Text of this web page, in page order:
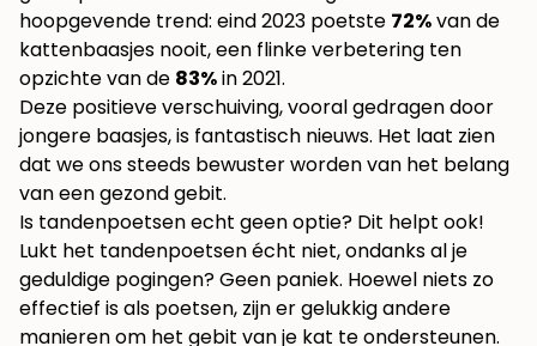
hoopgevende trend: eind 2023 poetste 72%van de
kattenbaasjes nooit, een flinke verbetering ten
opzichte van de 83%in 2021.
Deze positieve verschuiving, vooral gedragen door
jongere baasjes, is fantastisch nieuws. Het laat zien
dat we ons steeds bewuster worden van het belang
van een gezond gebit.
Is tandenpoetsen echt geen optie? Dit helpt ook!
Lukt het tandenpoetsen écht niet, ondanks al je
geduldige pogingen? Geen paniek. Hoewel niets zo
effectief is als poetsen, zijn er gelukkig andere
manieren om het gebit van je kat te ondersteunen.